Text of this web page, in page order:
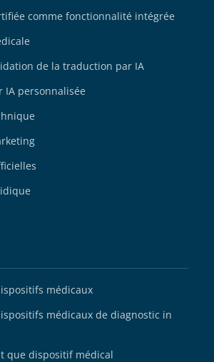
comme fonctionnalité intégrée
de la traduction par IA
IA personnalisée
médicaux
médicaux de diagnostic in
que dispositif médical